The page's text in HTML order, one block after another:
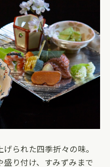
られた四季折々の味。
り付け、すみずみまで